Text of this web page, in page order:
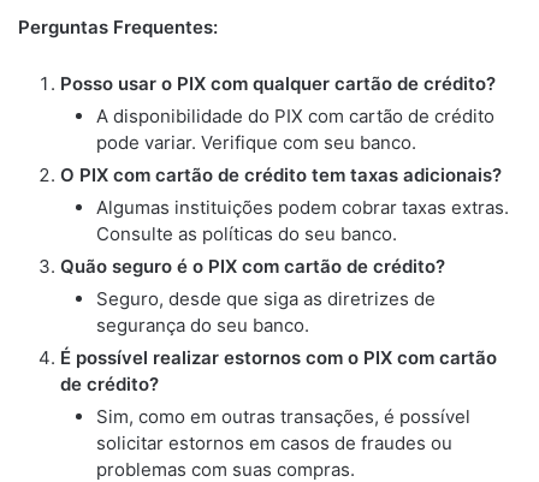
Perguntas Frequentes:
Posso usar o PIX com qualquer cartão de crédito?
A disponibilidade do PIX com cartão de crédito
pode variar. Verifique com seu banco.
O PIX com cartão de crédito tem taxas adicionais?
Algumas instituições podem cobrar taxas extras.
Consulte as políticas do seu banco.
Quão seguro é o PIX com cartão de crédito?
Seguro, desde que siga as diretrizes de
segurança do seu banco.
É possível realizar estornos com o PIX com cartão
de crédito?
Sim, como em outras transações, é possível
solicitar estornos em casos de fraudes ou
problemas com suas compras.